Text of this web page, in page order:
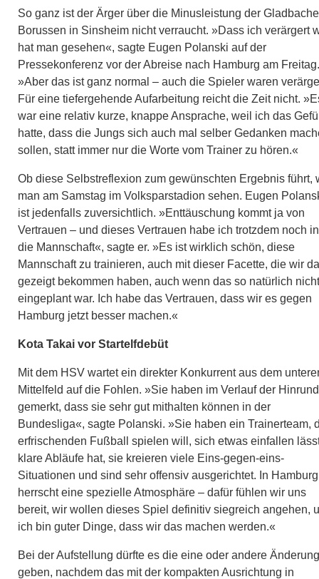
So ganz ist der Ärger über die Minusleistung der
Borussen in Sinsheim nicht verraucht. »Dass ich verärgert
hat man gesehen«, sagte Eugen Polanski auf der
Pressekonferenz vor der Abreise nach Hamburg am Freitag.
»Aber das ist ganz normal – auch die Spieler waren
Für eine tiefergehende Aufarbeitung reicht die Zeit nicht.
war eine relativ kurze, knappe Ansprache, weil ich das
hatte, dass die Jungs sich auch mal selber Gedanken
sollen, statt immer nur die Worte vom Trainer zu hören.«
Ob diese Selbstreflexion zum gewünschten Ergebnis führt,
man am Samstag im Volksparstadion sehen. Eugen
ist jedenfalls zuversichtlich. »Enttäuschung kommt ja von
Vertrauen – und dieses Vertrauen habe ich trotzdem noch in
die Mannschaft«, sagte er. »Es ist wirklich schön, diese
Mannschaft zu trainieren, auch mit dieser Facette, die wir da
gezeigt bekommen haben, auch wenn das so natürlich nicht
eingeplant war. Ich habe das Vertrauen, dass wir es gegen
Hamburg jetzt besser machen.«
Kota Takai vor Startelfdebüt
Mit dem HSV wartet ein direkter Konkurrent aus dem
Mittelfeld auf die Fohlen. »Sie haben im Verlauf der
gemerkt, dass sie sehr gut mithalten können in der
Bundesliga«, sagte Polanski. »Sie haben ein Trainerteam,
erfrischenden Fußball spielen will, sich etwas einfallen
klare Abläufe hat, sie kreieren viele Eins-gegen-eins-
Situationen und sind sehr offensiv ausgerichtet. In Hamburg
herrscht eine spezielle Atmosphäre – dafür fühlen wir uns
bereit, wir wollen dieses Spiel definitiv siegreich angehen,
ich bin guter Dinge, dass wir das machen werden.«
Bei der Aufstellung dürfte es die eine oder andere Änderung
geben, nachdem das mit der kompakten Ausrichtung in